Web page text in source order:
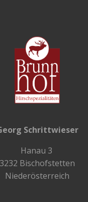
Schrittwieser
Hanau 3
3232 Bischofstetten
Niederösterreich